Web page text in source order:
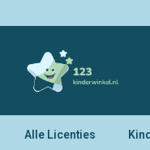
Alle Licenties